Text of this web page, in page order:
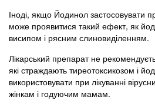
Іноді, якщо Йодинол застосовувати
може проявитися такий ефект, як
висипом і рясним слиновиділенням.
Лікарський препарат не
які страждають тиреотоксикозом і
використовувати при лікуванні
жінкам і годуючим мамам.